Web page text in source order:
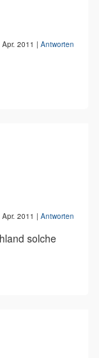
2011 | Antworten
2011 | Antworten
solche